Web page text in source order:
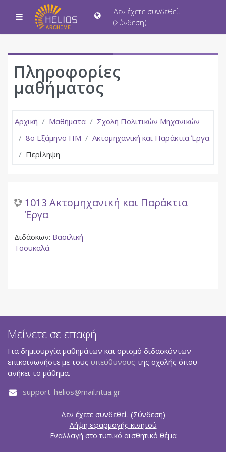
Μετάβαση στο κεντρικό περιεχόμενο
Πλευρικός πίνακας
Δεν έχετε συνδεθεί.
(Σύνδεση)
Πληροφορίες
μαθήματος
Αρχική Μαθήματα
Σχολή Πολιτικών Μηχανικών
8ο Εξάμηνο ΠΜ
Ακτομηχανική και Παράκτια Έργα
Περίληψη
1013 Ακτομηχανική και Παράκτια
Έργα
Διδάσκων: Βασιλική
Τσουκαλά
Μείνετε σε επαφή
Για δημιουργία μαθημάτων και ορισμό διδασκόντων
επικοινωνήστε με τους υπεύθυνους της σχολής όπου
ανήκει το μάθημα.
support_helios@mail.ntua.gr
Δεν έχετε συνδεθεί. (Σύνδεση)
Λήψη εφαρμογής κινητού
Εναλλαγή στο τυπικό αισθητικό θέμα